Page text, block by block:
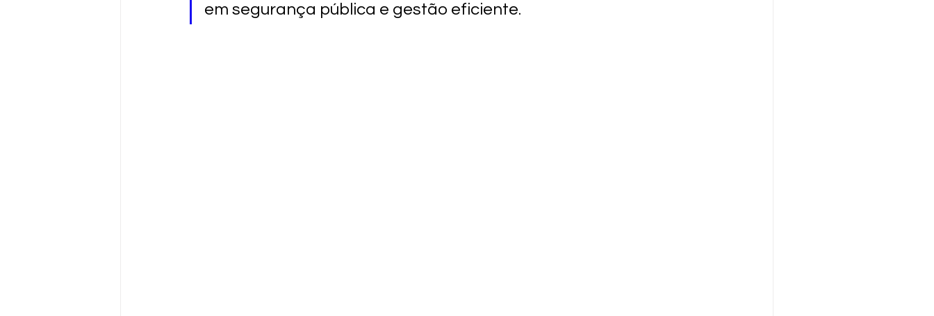
em segurança pública e gestão eficiente.